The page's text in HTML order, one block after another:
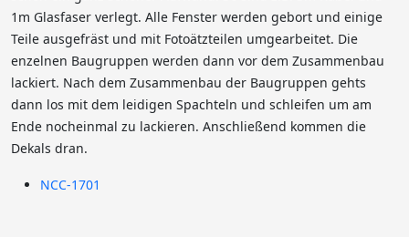
1m Glasfaser verlegt. Alle Fenster werden gebort und einige
Teile ausgefräst und mit Fotoätzteilen umgearbeitet. Die
enzelnen Baugruppen werden dann vor dem Zusammenbau
lackiert. Nach dem Zusammenbau der Baugruppen gehts
dann los mit dem leidigen Spachteln und schleifen um am
Ende nocheinmal zu lackieren. Anschließend kommen die
Dekals dran.
NCC-1701